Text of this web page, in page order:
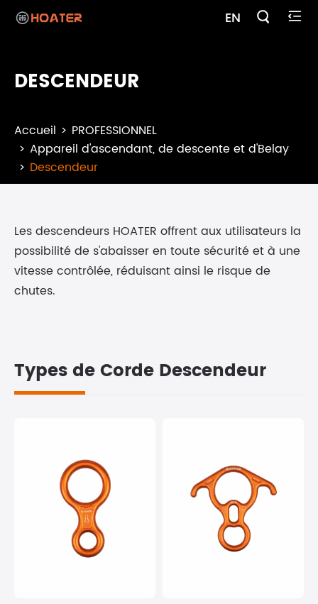
EN  
DESCENDEUR
Accueil
PROFESSIONNEL
Appareil d'ascendant, de descente et d'Belay
Descendeur
Les descendeurs HOATER offrent aux utilisateurs la
possibilité de s'abaisser en toute sécurité et à une
vitesse contrôlée, réduisant ainsi le risque de
chutes.
Types de Corde Descendeur